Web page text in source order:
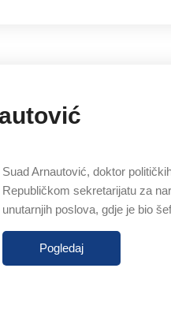
Suad Arnautović, doktor
Republičkom sekretarijatu za
unutarnjih poslova, gdje je bio
Pogledaj